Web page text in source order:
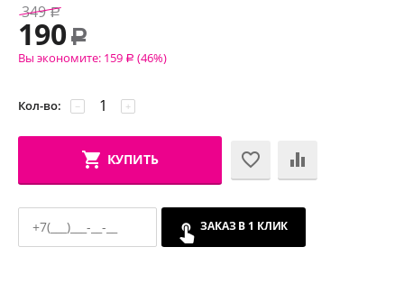
349 Р
190 Р
Вы экономите: 159 Р (46%)
Кол-во: +
−
КУПИТЬ
ЗАКАЗ В 1 КЛИК